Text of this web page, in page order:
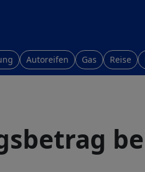
Autoreifen Gas Reise